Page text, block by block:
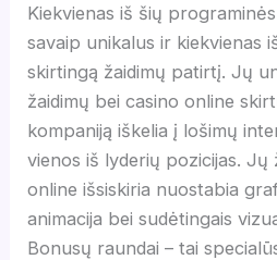
Kiekvienas iš šių
savaip unikalus ir kiekvienas
skirtingą žaidimų patirtį. Jų
žaidimų bei casino online
kompaniją iškelia į lošimų
vienos iš lyderių pozicijas. Jų
online išsiskiria nuostabia
animacija bei sudėtingais
Bonusų raundai – tai